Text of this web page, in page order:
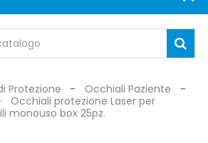
Protezione
Occhiali Paziente
Occhiali protezione Laser per
monouso box 25pz.